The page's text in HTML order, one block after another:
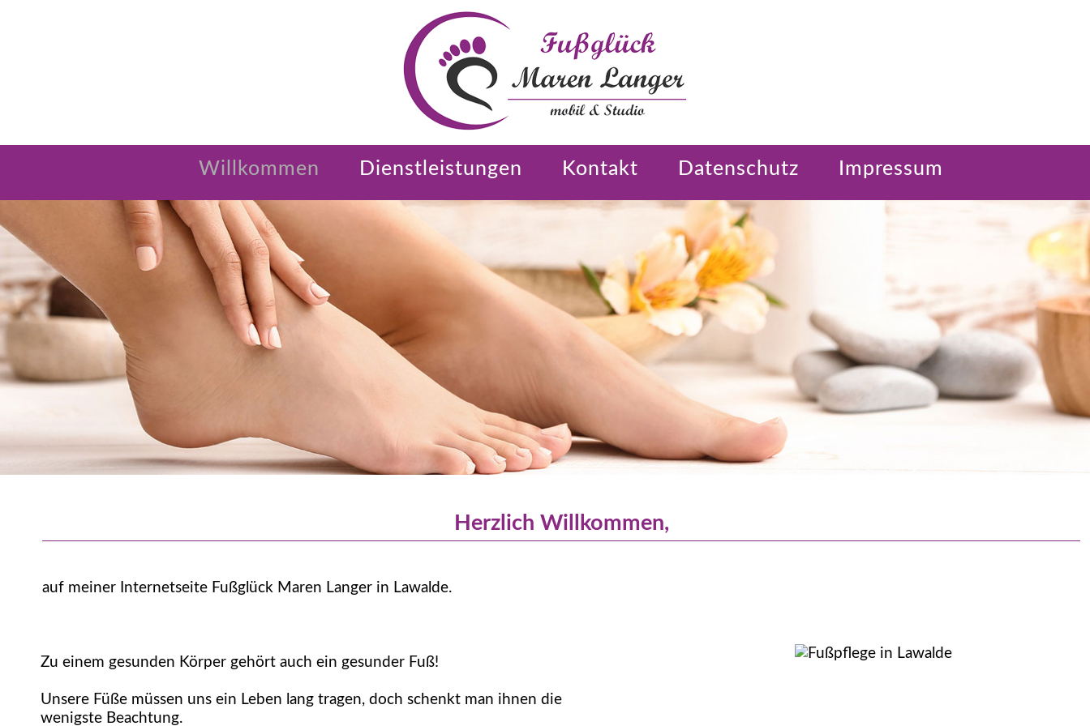
Willkommen Dienstleistungen Kontakt Datenschutz Impressum
Herzlich Willkommen,
auf meiner Internetseite Fußglück Maren Langer in Lawalde.
Zu einem gesunden Körper gehört auch ein gesunder Fuß!
Unsere Füße müssen uns ein Leben lang tragen, doch schenkt man ihnen die
wenigste Beachtung.